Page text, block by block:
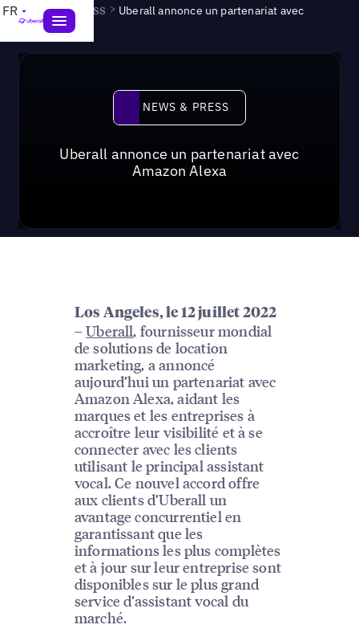
FR News & Press > Uberall annonce un partenariat avec
Amazon Alexa
News & Press
NEWS & PRESS
Uberall annonce un partenariat avec
Amazon Alexa
Los Angeles, le 12 juillet 2022
–Uberall, fournisseur mondial
de solutions de location
marketing, a annoncé
aujourd’hui un partenariat avec
Amazon Alexa, aidant les
marques et les entreprises à
accroître leur visibilité et à se
connecter avec les clients
utilisant le principal assistant
vocal. Ce nouvel accord offre
aux clients d’Uberall un
avantage concurrentiel en
garantissant que les
informations les plus complètes
et à jour sur leur entreprise sont
disponibles sur le plus grand
service d’assistant vocal du
marché.